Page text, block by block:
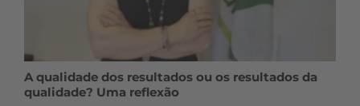
A qualidade dos resultados ou os resultados da
qualidade? Uma reflexão